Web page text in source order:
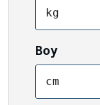
kg
Boy
cm